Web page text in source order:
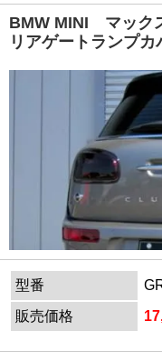
BMW MINI マック
リアゲートランプ
型番
販売価格